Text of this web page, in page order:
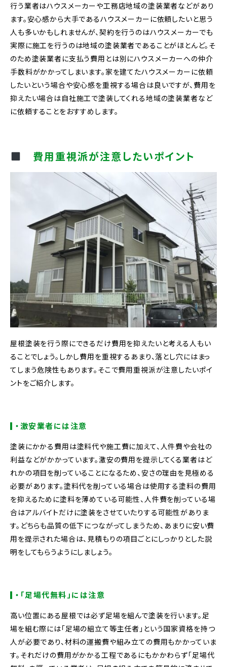
行う業者はハウスメーカーや工務店地域の塗装業者などがあり
ます。安心感から大手であるハウスメーカーに依頼したいと思う
人も多いかもしれませんが、契約を行うのはハウスメーカーでも
実際に施工を行うのは地域の塗装業者であることがほとんど。そ
のため塗装業者に支払う費用とは別にハウスメーカーへの仲介
手数料がかかってしまいます。家を建てたハウスメーカーに依頼
したいという場合や安心感を重視する場合は良いですが、費用を
抑えたい場合は自社施工で塗装してくれる地域の塗装業者など
に依頼することをおすすめします。
費用重視派が注意したいポイント
屋根塗装を行う際にできるだけ費用を抑えたいと考える人もい
ることでしょう。しかし費用を重視するあまり、落とし穴にはまっ
てしまう危険性もあります。そこで費用重視派が注意したいポイ
ントをご紹介します。
・激安業者には注意
塗装にかかる費用は塗料代や施工費に加えて、人件費や会社の
利益などがかかっています。激安の費用を提示してくる業者はど
れかの項目を削っていることになるため、安さの理由を見極める
必要があります。塗料代を削っている場合は使用する塗料の費用
を抑えるために塗料を薄めている可能性、人件費を削っている場
合はアルバイトだけに塗装をさせていたりする可能性がありま
す。どちらも品質の低下につながってしまうため、あまりに安い費
用を提示された場合は、見積もりの項目ごとにしっかりとした説
明をしてもらうようにしましょう。
・「足場代無料」には注意
高い位置にある屋根では必ず足場を組んで塗装を行います。足
場を組む際には「足場の組立て等主任者」という国家資格を持つ
人が必要であり、材料の運搬費や組み立ての費用もかかっていま
す。それだけの費用がかかる工程であるにもかかわらず「足場代